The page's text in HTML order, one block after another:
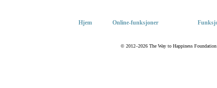
Hjem Online-funksjoner
© 2012–2026 The Way to Happiness